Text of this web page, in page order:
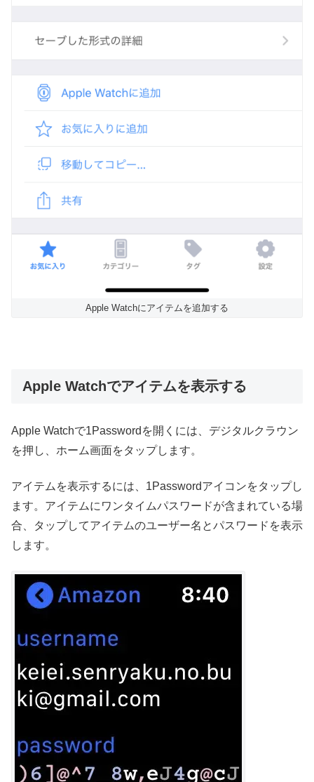
Apple Watchにアイテムを追加する
Apple Watchでアイテムを表示する
Apple Watchで1Passwordを開くには、デジタルクラウン
を押し、ホーム画面をタップします。
アイテムを表示するには、1Passwordアイコンをタップし
ます。アイテムにワンタイムパスワードが含まれている場
合、タップしてアイテムのユーザー名とパスワードを表示
します。